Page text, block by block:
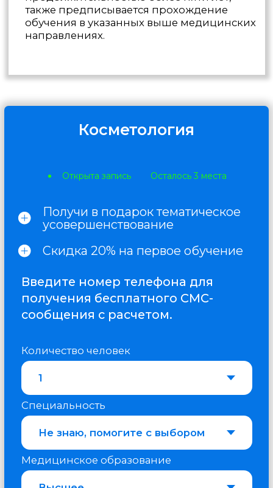
Специальность
Нажимая кнопку я даю согласие на
обработку персональных данных